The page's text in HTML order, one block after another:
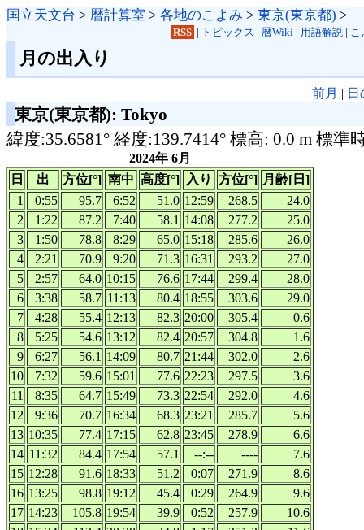
国立天文台 > 暦計算室 > 各地のこよみ > 東京(東京都) >
RSS | トピックス | 暦Wiki| 用語解説| こ
月の出入り
前月 |
東京(東京都): Tokyo
緯度:35.6581° 経度:139.7414° 標高: 0.0 m 標準
2024年 6月
日
出 方位[°] 南中 高度[°] 入り 方位[°] 月齢[日]
1
0:55 95.7 6:52 51.0 12:59 268.5
24.0
2
1:22 87.2 7:40 58.1 14:08 277.2
25.0
3
1:50 78.8 8:29 65.0 15:18 285.6
26.0
4
2:21 70.9 9:20 71.3 16:31 293.2
27.0
5
2:57 64.0 10:15 76.6 17:44 299.4
28.0
6
3:38 58.7 11:13 80.4 18:55 303.6
29.0
7
4:28 55.4 12:13 82.3 20:00 305.4
0.6
8
5:25 54.6 13:12 82.4 20:57 304.8
1.6
9
6:27 56.1 14:09 80.7 21:44 302.0
2.6
10
7:32 59.6 15:01 77.6 22:23 297.5
3.6
11
8:35 64.7 15:49 73.3 22:54 292.0
4.6
12
9:36 70.7 16:34 68.3 23:21 285.7
5.6
13 10:35 77.4 17:15 62.8 23:45 278.9
6.6
14 11:32 84.4 17:54 57.1 --:-- ----
7.6
15 12:28 91.6 18:33 51.2 0:07 271.9
8.6
16 13:25 98.8 19:12 45.4 0:29 264.9
9.6
17 14:23 105.8 19:54 39.9 0:52 257.9
10.6